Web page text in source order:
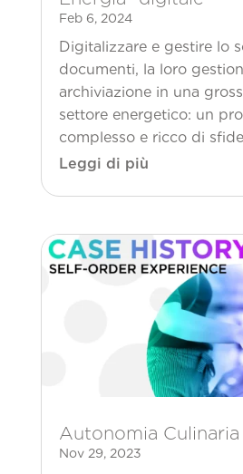
Feb 6, 2024
Digitalizzare e gestire lo
documenti, la loro
archiviazione in una
settore energetico: un
complesso e ricco di sfide
Leggi di più
Autonomia Culinaria
Nov 29, 2023